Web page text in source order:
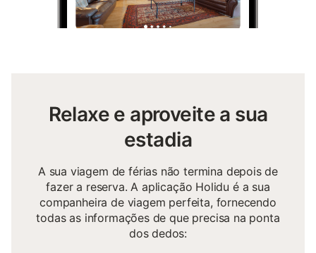
Relaxe e aproveite a sua
estadia
A sua viagem de férias não termina depois de
fazer a reserva. A aplicação Holidu é a sua
companheira de viagem perfeita, fornecendo
todas as informações de que precisa na ponta
dos dedos: